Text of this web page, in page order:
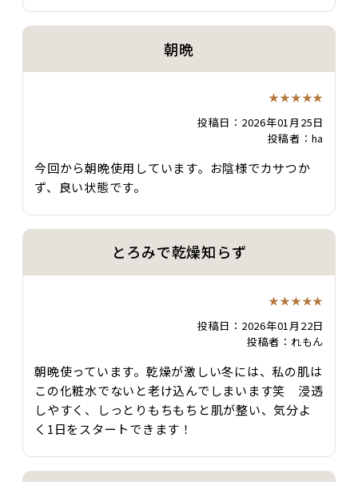
朝晩
★★★★★
投稿日：2026年01月25日
投稿者：ha
今回から朝晩使用しています。お陰様でカサつか
ず、良い状態です。
とろみで乾燥知らず
★★★★★
投稿日：2026年01月22日
投稿者：れもん
朝晩使っています。乾燥が激しい冬には、私の肌は
この化粧水でないと老け込んでしまいます笑 浸透
しやすく、しっとりもちもちと肌が整い、気分よ
く1日をスタートできます！